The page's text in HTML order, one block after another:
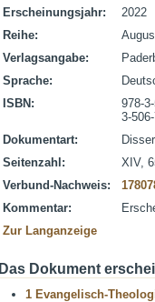
Erscheinungsjahr:
2022
Reihe:
Verlagsangabe:
Sprache:
ISBN:
978-
3-
Dokumentart:
Seitenzahl:
XIV,
Verbund-Nachweis:
Kommentar:
Zur Langanzeige
Das Dokument
1 Evangelisch-